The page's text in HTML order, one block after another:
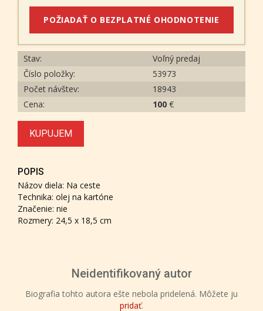
POŽIADAŤ O BEZPLATNÉ OHODNOTENIE
Stav:
Voľný predaj
Číslo položky:
53973
Počet návštev:
18943
Cena:
100 €
KUPUJEM
POPIS
Názov diela: Na ceste
Technika: olej na kartóne
Značenie: nie
Rozmery: 24,5 x 18,5 cm
Neidentifikovaný autor
Biografia tohto autora ešte nebola pridelená. Môžete ju
pridať.